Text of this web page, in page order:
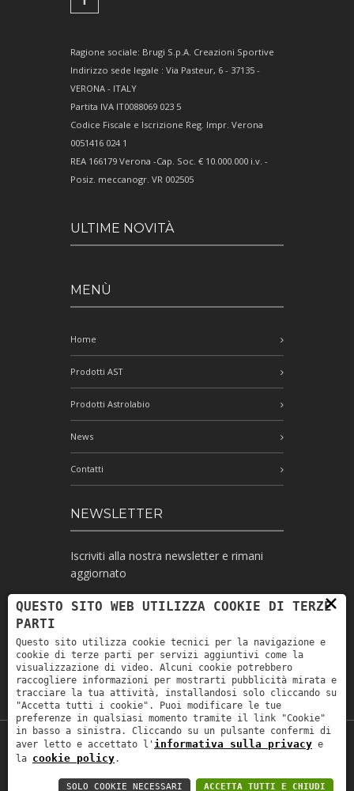
Ragione sociale: Brugi S.p.A. Creazioni Sportive
Indirizzo sede legale : Via Pasteur, 6 - 37135 -
VERONA - ITALY
Partita IVA IT0088069 023 5
Codice Fiscale e Iscrizione Reg. Impr. Verona
0051416 024 1
REA 166179 Verona -Cap. Soc. € 10.000.000 i.v. -
Posiz. meccanogr. VR 002505
ULTIME NOVITÀ
MENÙ
Home
Prodotti AST
Prodotti Astrolabio
News
Contatti
NEWSLETTER
Iscriviti alla nostra newsletter e rimani
aggiornato
Ho letto l'informativa e autorizzo il
trattamento dei miei dati personali per le
finalità ivi indicate *
Copyright © 2019Astrolabio. P.IVA:
Privacy policy-Privacy policy B2B -Area
×
QUESTO SITO WEB UTILIZZA COOKIE DI TERZE
PARTI
Questo sito utilizza cookie tecnici per la navigazione e
cookie di terze parti per servizi aggiuntivi come la
visualizzazione di video. Alcuni cookie potrebbero
raccogliere informazioni per mostrarti pubblicità mirata e
tracciare la tua attività, installandosi solo cliccando su
"Accetta tutti i cookie". Puoi modificare le tue
preferenze in qualsiasi momento tramite il link "Cookie"
in basso a sinistra. Cliccando su un pulsante confermi di
aver letto e accettato l' informativa sulla privacy e
la cookie policy.
ACCETTA TUTTI E CHIUDI
SOLO COOKIE NECESSARI